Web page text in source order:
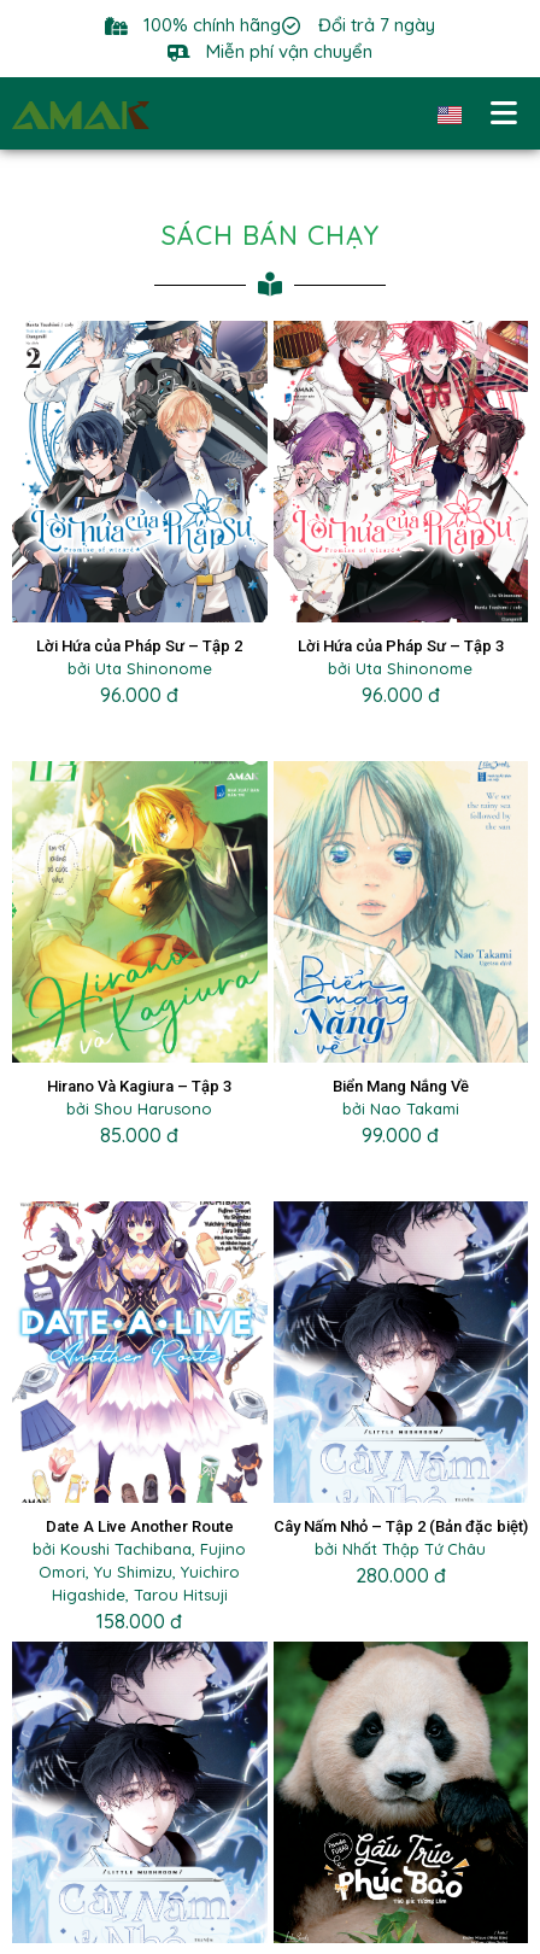
100% chính hãng
Đổi trả 7 ngày
Miễn phí vận chuyển
SÁCH BÁN CHẠY
Lời Hứa của Pháp Sư – Tập 2
bởi Uta Shinonome
96.000 đ
Lời Hứa của Pháp Sư – Tập 3
bởi Uta Shinonome
96.000 đ
Hirano Và Kagiura – Tập 3
bởi Shou Harusono
85.000 đ
Biển Mang Nắng Về
bởi Nao Takami
99.000 đ
Date A Live Another Route
bởi Koushi Tachibana, Fujino
Omori, Yu Shimizu, Yuichiro
Higashide, Tarou Hitsuji
158.000 đ
Cây Nấm Nhỏ – Tập 2 (Bản đặc biệt)
bởi Nhất Thập Tứ Châu
280.000 đ